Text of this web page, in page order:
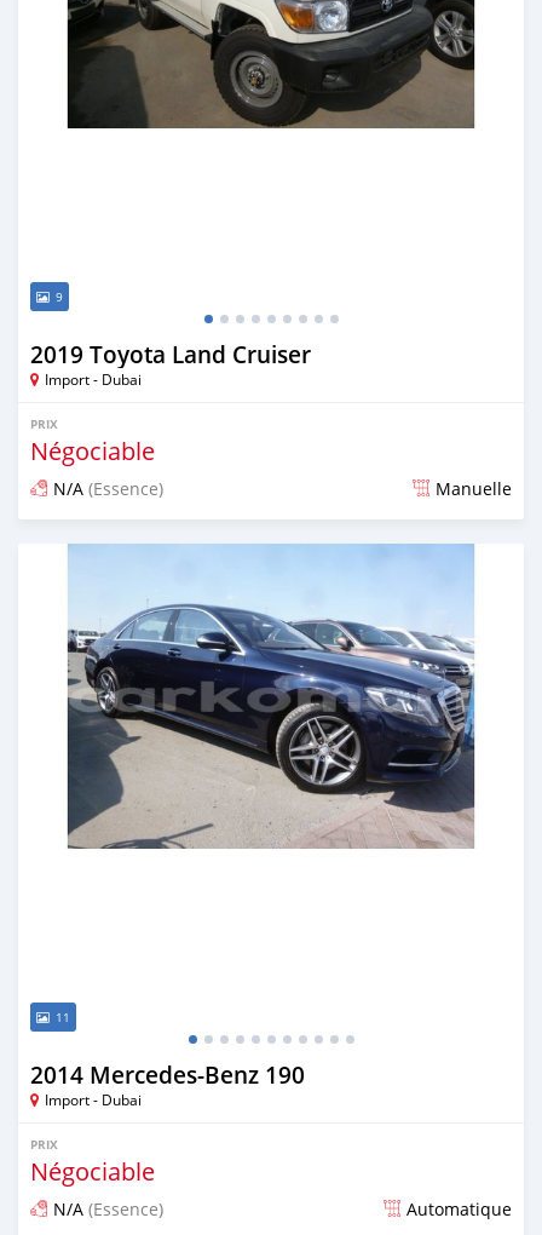
9
2019 Toyota Land Cruiser
Import - Dubai
PRIX
Négociable
N/A (Essence) Manuelle
Publié il y a environ 7 ans
11
2014 Mercedes-Benz 190
Import - Dubai
PRIX
Négociable
N/A (Essence) Automatique